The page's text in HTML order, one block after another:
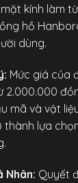
kính làm
hồ
dùng.
Mức giá của
2.000.000
mã và vật
lựa
Nhân: Quyết